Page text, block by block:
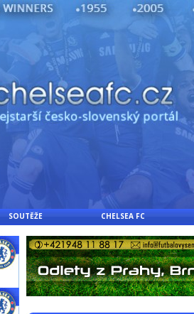
SOUTĚŽE CHELSEA FC